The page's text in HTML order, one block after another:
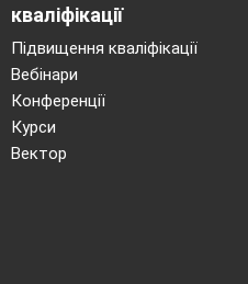
кваліфікації
Підвищення кваліфікації
Вебінари
Конференції
Курси
Вектор